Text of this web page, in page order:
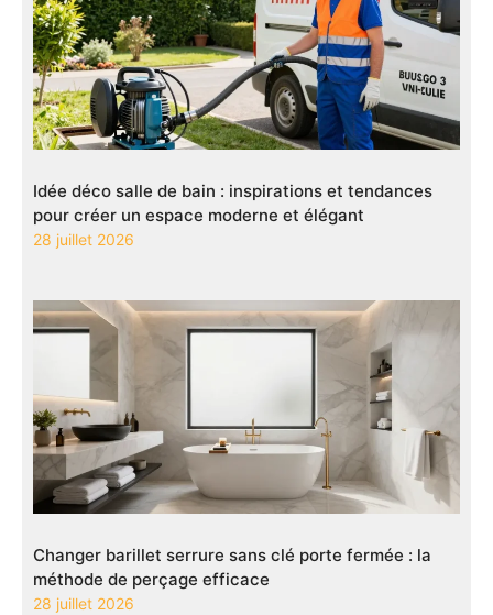
Idée déco salle de bain : inspirations et tendances
pour créer un espace moderne et élégant
28 juillet 2026
Changer barillet serrure sans clé porte fermée : la
méthode de perçage efficace
28 juillet 2026